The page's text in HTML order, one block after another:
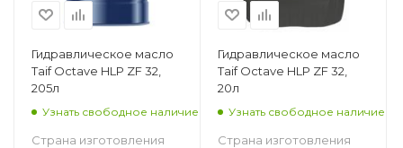
Гидравлическое масло
Taif Octave HLP ZF 32,
205л
Узнать свободное наличие
Страна изготовления
Гидравлическое масло
Taif Octave HLP ZF 32,
20л
Узнать свободное наличие
Страна изготовления